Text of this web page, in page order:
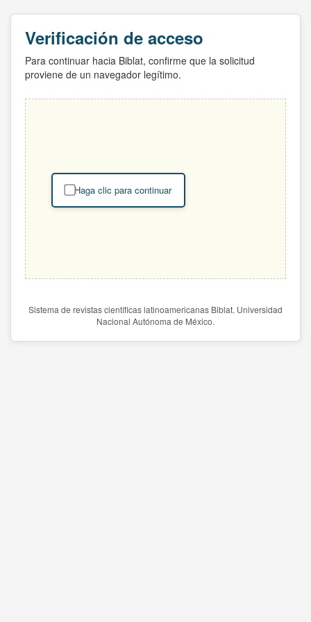
Verificación de acceso
Para continuar hacia Biblat, confirme que la solicitud
proviene de un navegador legítimo.
Haga clic para continuar
Sistema de revistas científicas latinoamericanas Biblat. Universidad
Nacional Autónoma de México.